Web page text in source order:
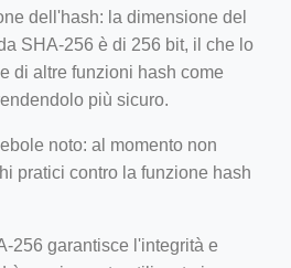
dell'hash: la dimensione del
SHA-256 è di 256 bit, il che lo
di altre funzioni hash come
più sicuro.
noto: al momento non
pratici contro la funzione hash
256 garantisce l'integrità e